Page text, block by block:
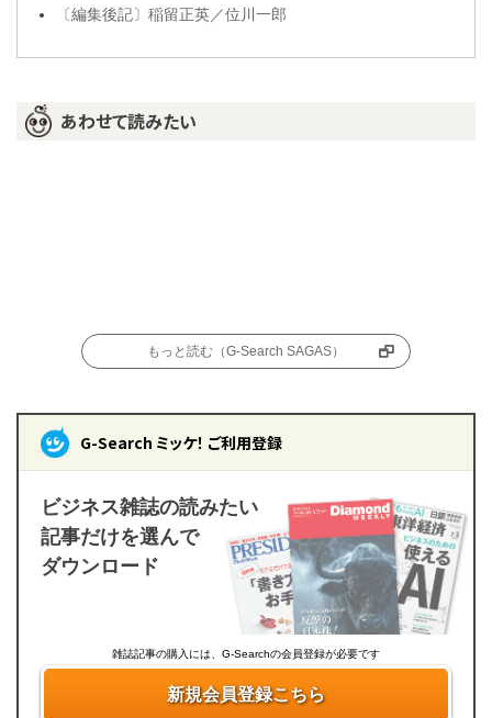
〔編集後記〕稲留正英／位川一郎
あわせて読みたい
もっと読む（G-Search SAGAS）
G-Search ミッケ！ ご利用登録
ビジネス雑誌の読みたい
記事だけを選んで
ダウンロード
雑誌記事の購入には、G-Searchの会員登録が必要です
新規会員登録こちら